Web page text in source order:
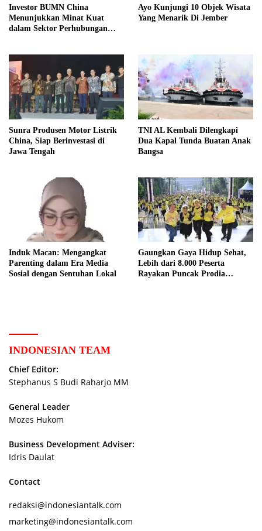
Investor BUMN China
Menunjukkan Minat Kuat
dalam Sektor Perhubungan
Ayo Kunjungi 10 Objek Wisata
Yang Menarik Di Jember
Sunra Produsen Motor Listrik
China, Siap Berinvestasi di
Jawa Tengah
TNI AL Kembali Dilengkapi
Dua Kapal Tunda Buatan Anak
Bangsa
Induk Macan: Mengangkat
Parenting dalam Era Media
Sosial dengan Sentuhan Lokal
Gaungkan Gaya Hidup Sehat,
Lebih dari 8.000 Peserta
Rayakan Puncak Prodia
INDONESIAN TEAM
Chief Editor:
Stephanus S Budi Raharjo MM
General Leader
Mozes Hukom
Business Development Adviser:
Idris Daulat
Contact
redaksi@indonesiantalk.com
marketing@indonesiantalk.com